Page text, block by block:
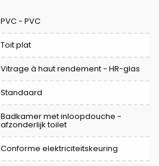
PVC - PVC
Toit plat
Vitrage à haut rendement - HR-glas
Standaard
Badkamer met inloopdouche -
afzonderlijk toilet
Conforme elektriciteitskeuring